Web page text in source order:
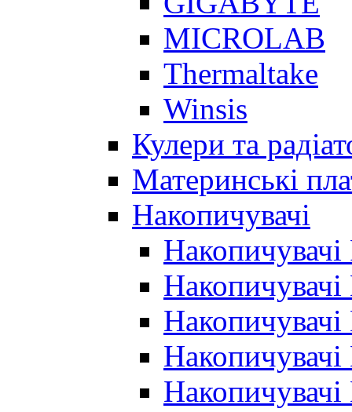
MICROLAB
Thermaltake
Winsis
Кулери та
Материнські
Накопичувачі